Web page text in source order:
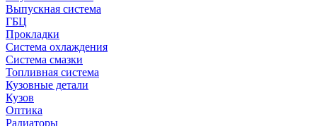
Выпускная система
ГБЦ
Прокладки
Система охлаждения
Система смазки
Топливная система
Кузовные детали
Кузов
Оптика
Радиаторы